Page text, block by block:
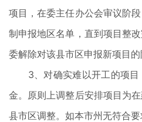
项目，在委主任办公会审议阶
制申报地区名单，直到项目整
委解除对该县市区申报新项目的
3、对确实难以开工的项目
金。原则上调整后安排项目为
县市区调整。如本市州无符合要